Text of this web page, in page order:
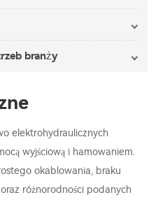
branży
elektrohydraulicznych
wyjściową i hamowaniem.
okablowania, braku
różnorodności podanych